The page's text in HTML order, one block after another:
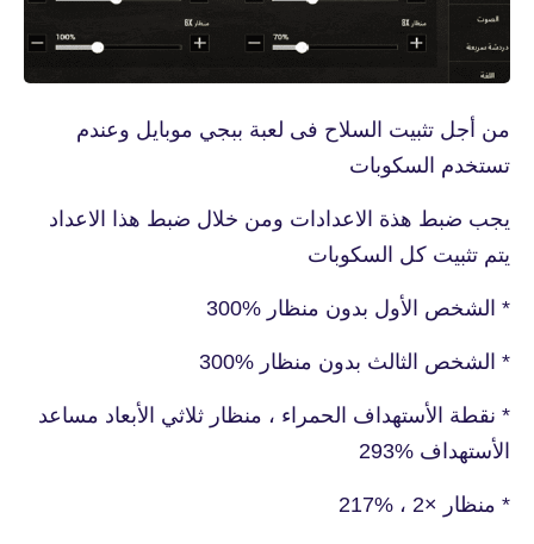
من أجل تثبيت السلاح فى لعبة ببجي موبايل وعندم
تستخدم السكوبات
يجب ضبط هذة الاعدادات ومن خلال ضبط هذا الاعداد
يتم تثبيت كل السكوبات
* الشخص الأول بدون منظار %300
* الشخص الثالث بدون منظار %300
* نقطة الأستهداف الحمراء ، منظار ثلاثي الأبعاد مساعد
الأستهداف %293
* منظار ×2 ، %217